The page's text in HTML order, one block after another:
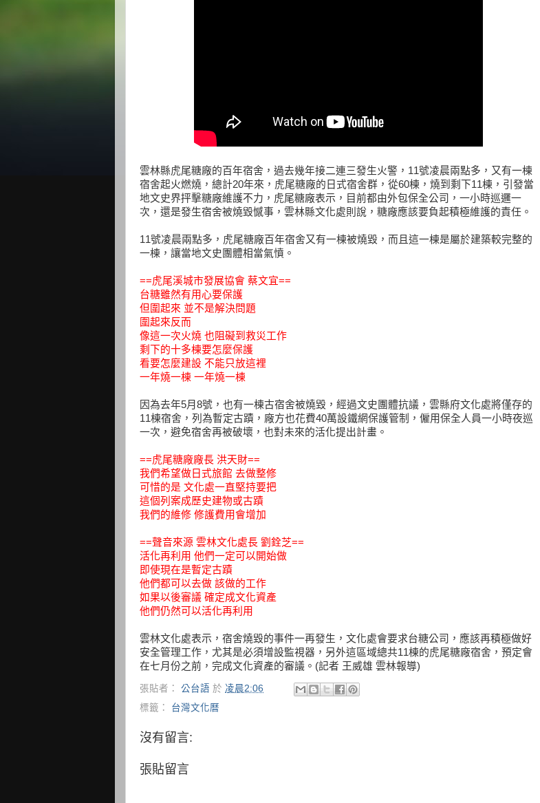
雲林縣虎尾糖廠的百年宿舍，過去幾年接二連三發生火警，11號凌晨兩點多，又有一棟
宿舍起火燃燒，總計20年來，虎尾糖廠的日式宿舍群，從60棟，燒到剩下11棟，引發當
地文史界抨擊糖廠維護不力，虎尾糖廠表示，目前都由外包保全公司，一小時巡邏一
次，還是發生宿舍被燒毀憾事，雲林縣文化處則說，糖廠應該要負起積極維護的責任。
11號凌晨兩點多，虎尾糖廠百年宿舍又有一棟被燒毀，而且這一棟是屬於建築較完整的
一棟，讓當地文史團體相當氣憤。
==虎尾溪城市發展協會 蔡文宜==
台糖雖然有用心要保護
但圍起來 並不是解決問題
圍起來反而
像這一次火燒 也阻礙到救災工作
剩下的十多棟要怎麼保護
看要怎麼建設 不能只放這裡
一年燒一棟 一年燒一棟
因為去年5月8號，也有一棟古宿舍被燒毀，經過文史團體抗議，雲縣府文化處將僅存的
11棟宿舍，列為暫定古蹟，廠方也花費40萬設鐵網保護管制，僱用保全人員一小時夜巡
一次，避免宿舍再被破壞，也對未來的活化提出計畫。
==虎尾糖廠廠長 洪天財==
我們希望做日式旅館 去做整修
可惜的是 文化處一直堅持要把
這個列案成歷史建物或古蹟
我們的維修 修護費用會增加
==聲音來源 雲林文化處長 劉銓芝==
活化再利用 他們一定可以開始做
即使現在是暫定古蹟
他們都可以去做 該做的工作
如果以後審議 確定成文化資產
他們仍然可以活化再利用
雲林文化處表示，宿舍燒毀的事件一再發生，文化處會要求台糖公司，應該再積極做好
安全管理工作，尤其是必須增設監視器，另外這區域總共11棟的虎尾糖廠宿舍，預定會
在七月份之前，完成文化資產的審議。(記者 王威雄 雲林報導)
張貼者： 公台語 於 凌晨2:06
標籤： 台灣文化曆
沒有留言:
張貼留言